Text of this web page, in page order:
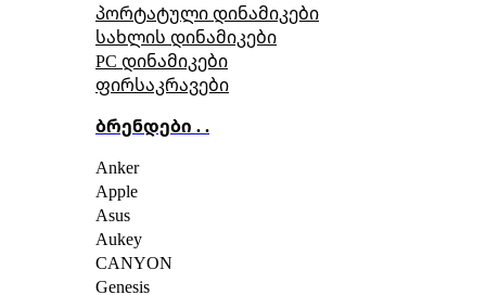
პორტატული დინამიკები
სახლის დინამიკები
PC დინამიკები
ფირსაკრავები
ბრენდები . .
Anker
Apple
Asus
Aukey
CANYON
Genesis